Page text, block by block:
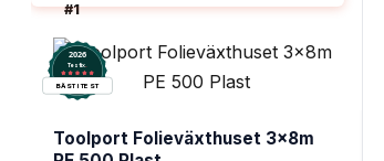
#1
2026
Testix.
BÄST I TEST
Toolport Folieväxthuset 3x8m